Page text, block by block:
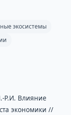
экосистемы
Р.И. Влияние
экономики //